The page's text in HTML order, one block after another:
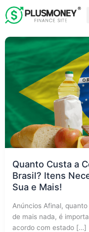
para
conteúdo
Quanto Custa a
Brasil? Itens
Sua e Mais!
Anúncios Afinal,
de mais nada, é
acordo com estado […]